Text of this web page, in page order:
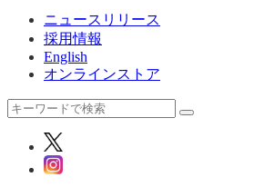
ニュースリリース
採用情報
English
オンラインストア